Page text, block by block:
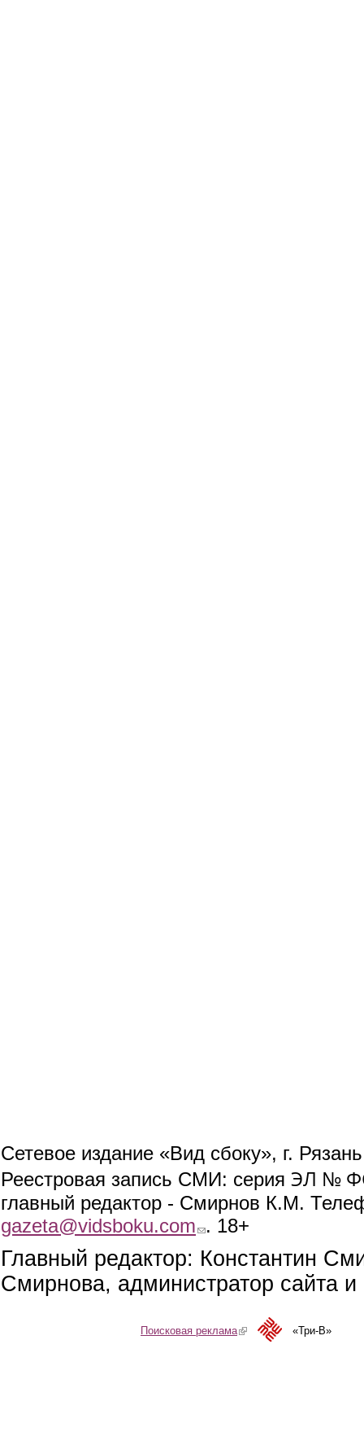
Сетевое издание «Вид сбоку», г.
Реестровая запись СМИ: серия ЭЛ №
главный редактор - Смирнов К.М.
gazeta@vidsboku.com (link sends e-mail)
. 18+
Главный редактор: Константин
Смирнова, администратор сайта
Поисковая реклама(link is external)«Три-В»